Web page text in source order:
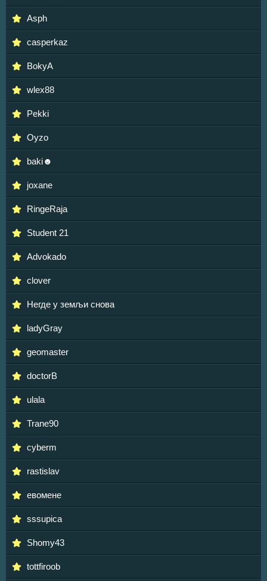
Asph
casperkaz
BokyA
wlex88
Pekki
Oyzo
baki☻
joxane
RingeRaja
Student 21
Advokado
clover
Негде у земљи снова
ladyGray
geomaster
doctorB
ulala
Trane90
cyberm
rastislav
евомене
sssupica
Shomy43
tottfiroob